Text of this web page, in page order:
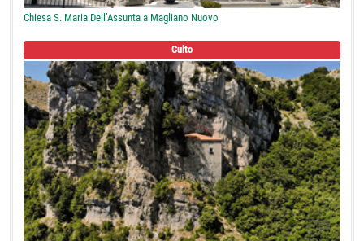
Chiesa S. Maria Dell’Assunta a Magliano Nuovo
Culto